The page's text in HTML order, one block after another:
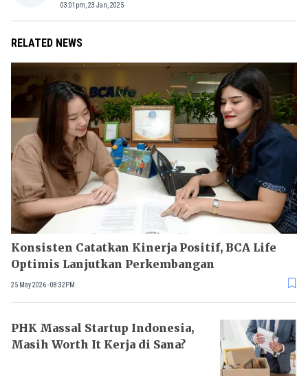
03:01pm, 23 Jan, 2025
RELATED NEWS
Konsisten Catatkan Kinerja Positif, BCA Life
Optimis Lanjutkan Perkembangan
25 May 2026 - 08:32PM
PHK Massal Startup Indonesia,
Masih Worth It Kerja di Sana?